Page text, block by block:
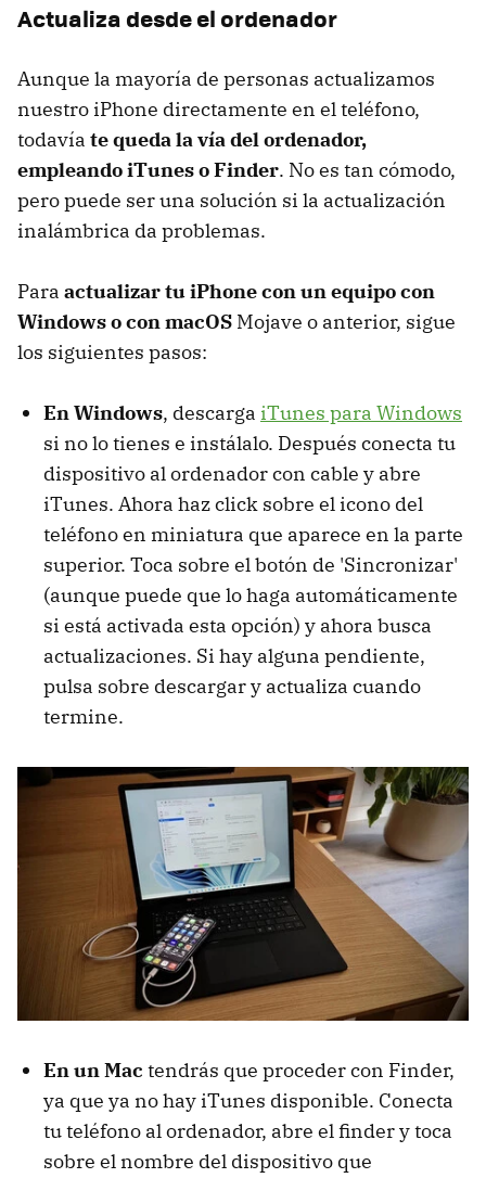
Actualiza desde el ordenador
Aunque la mayoría de personas actualizamos
nuestro iPhone directamente en el teléfono,
todavía te queda la vía del ordenador,
empleando iTunes o Finder. No es tan cómodo,
pero puede ser una solución si la actualización
inalámbrica da problemas.
Para actualizar tu iPhone con un equipo con
Windows o con macOS Mojave o anterior, sigue
los siguientes pasos:
En Windows, descarga iTunes para Windows
si no lo tienes e instálalo. Después conecta tu
dispositivo al ordenador con cable y abre
iTunes. Ahora haz click sobre el icono del
teléfono en miniatura que aparece en la parte
superior. Toca sobre el botón de 'Sincronizar'
(aunque puede que lo haga automáticamente
si está activada esta opción) y ahora busca
actualizaciones. Si hay alguna pendiente,
pulsa sobre descargar y actualiza cuando
termine.
En un Mac tendrás que proceder con Finder,
ya que ya no hay iTunes disponible. Conecta
tu teléfono al ordenador, abre el finder y toca
sobre el nombre del dispositivo que